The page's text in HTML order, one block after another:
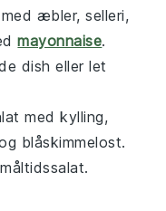
med æbler,selleri,
mayonnaise.
dish eller let
medkylling,
blåskimmelost.